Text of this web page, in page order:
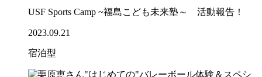
USF Sports Camp ~福島こども未来塾～ 活動報告！
2023.09.21
宿泊型